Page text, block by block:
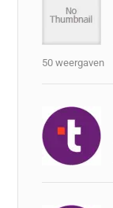
50 weergaven